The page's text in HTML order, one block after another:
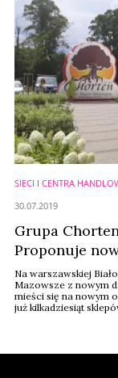
SIECI I CENTRA
Grupa
Proponuje
Na warszawskiej
Mazowsze z nowym
mieści się na nowym
już kilkadziesiąt
30.07.2019